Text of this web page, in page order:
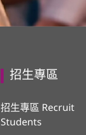
招生專區
招生專區 Recruit
Students